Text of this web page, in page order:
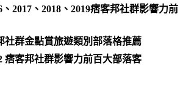
、2017、2018、2019痞客邦社群影響力前
社群金點賞旅遊類別部落格推薦
痞客邦社群影響力前百大部落客